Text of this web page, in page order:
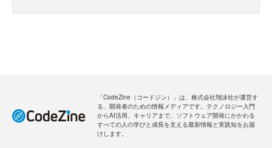
「CodeZine（コードジン）」は、株式会社翔泳社が運営す
る、開発者のための情報メディアです。テクノロジー入門
からAI活用、キャリアまで、ソフトウェア開発にかかわる
すべての人の学びと成長を支える最新情報と実践知をお届
けします。